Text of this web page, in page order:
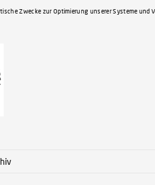
Zwecke zur Optimierung unserer Systeme